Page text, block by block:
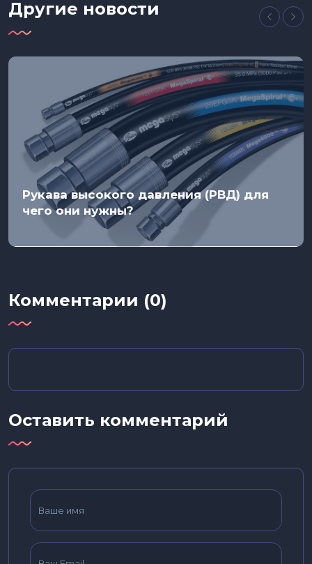
Другие новости
Рукава высокого давления (РВД) для
чего они нужны?
Комментарии (0)
Оставить комментарий